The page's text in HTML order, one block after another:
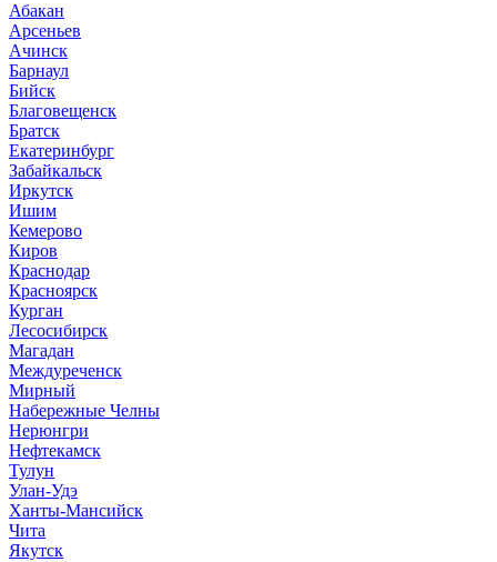
Абакан
Арсеньев
Ачинск
Барнаул
Бийск
Благовещенск
Братск
Екатеринбург
Забайкальск
Иркутск
Ишим
Кемерово
Киров
Краснодар
Красноярск
Курган
Лесосибирск
Магадан
Междуреченск
Мирный
Набережные Челны
Нерюнгри
Нефтекамск
Тулун
Улан-Удэ
Ханты-Мансийск
Чита
Якутск